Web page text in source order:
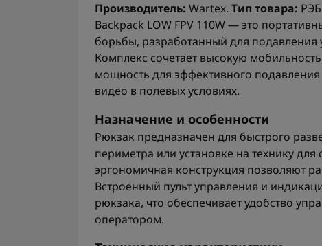
Производитель: Wartex. Тип товара:
Backpack LOW FPV 110W — это
борьбы, разработанный для подавления
Комплекс сочетает высокую
мощность для эффективного
видео в полевых условиях.
Назначение и особенности
Рюкзак предназначен для быстрого
периметра или установке на технику
эргономичная конструкция позволяют
Встроенный пульт управления и
рюкзака, что обеспечивает удобство
оператором.